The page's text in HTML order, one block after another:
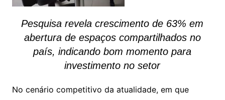
Pesquisa revela crescimento de 63% em
abertura de espaços compartilhados no
país, indicando bom momento para
investimento no setor
No cenário competitivo da atualidade, em que